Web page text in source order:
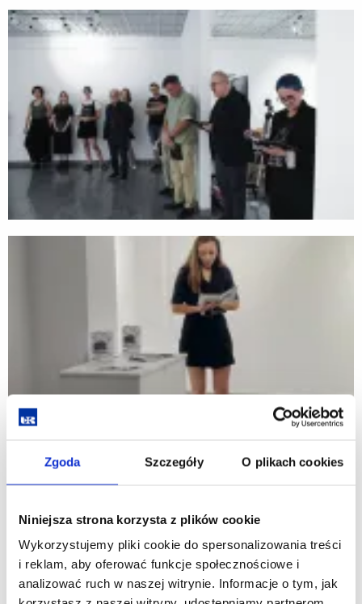
Zgoda Szczegóły O plikach cookies
Niniejsza strona korzysta z plików cookie
Wykorzystujemy pliki cookie do spersonalizowania treści
i reklam, aby oferować funkcje społecznościowe i
analizować ruch w naszej witrynie. Informacje o tym, jak